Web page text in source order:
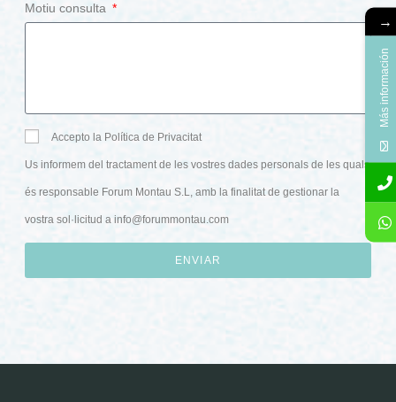
Motiu consulta
Accepto la Política de Privacitat
Us informem del tractament de les vostres dades personals de les quals
és responsable Forum Montau S.L, amb la finalitat de gestionar la
vostra sol·licitud ainfo@forummontau.com
ENVIAR
→
Más información